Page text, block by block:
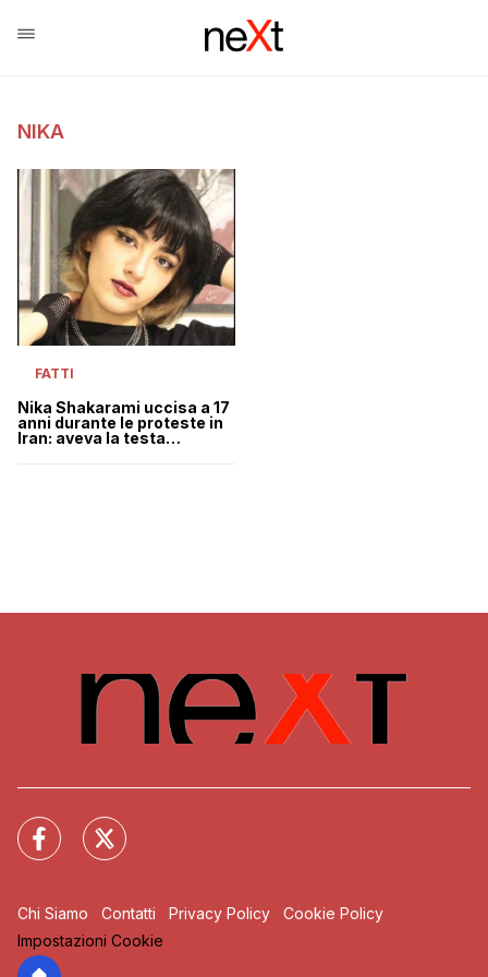
NIKA
FATTI
Nika Shakarami uccisa a 17
anni durante le proteste in
Iran: aveva la testa
Chi Siamo Contatti Privacy Policy
Cookie Policy
Impostazioni Cookie